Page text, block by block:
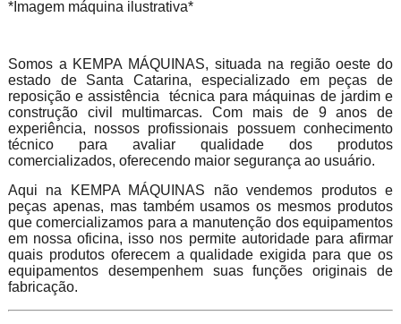
*Imagem máquina ilustrativa*
Somos a KEMPA MÁQUINAS, situada na região oeste do
estado de Santa Catarina, especializado em peças de
reposição e assistência técnica para máquinas de jardim e
construção civil multimarcas. Com mais de 9 anos de
experiência, nossos profissionais possuem conhecimento
técnico para avaliar qualidade dos produtos
comercializados, oferecendo maior segurança ao usuário.
Aqui na KEMPA MÁQUINAS não vendemos produtos e
peças apenas, mas também usamos os mesmos produtos
que comercializamos para a manutenção dos equipamentos
em nossa oficina, isso nos permite autoridade para afirmar
quais produtos oferecem a qualidade exigida para que os
equipamentos desempenhem suas funções originais de
fabricação.